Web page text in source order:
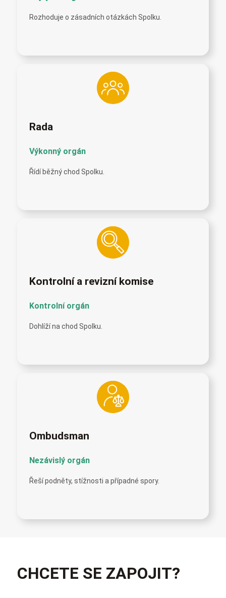
Rozhoduje o zásadních otázkách Spolku.
Rada
Výkonný orgán
Řídí běžný chod Spolku.
Kontrolní a revizní komise
Kontrolní orgán
Dohlíží na chod Spolku.
Ombudsman
Nezávislý orgán
Řeší podněty, stížnosti a případné spory.
CHCETE SE ZAPOJIT?